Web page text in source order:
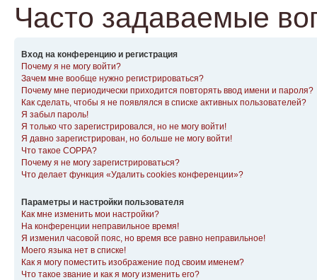
Часто задаваемые
Вход на конференцию и регистрация
Почему я не могу войти?
Зачем мне вообще нужно регистрироваться?
Почему мне периодически приходится повторять ввод имени и пароля?
Как сделать, чтобы я не появлялся в списке активных пользователей?
Я забыл пароль!
Я только что зарегистрировался, но не могу войти!
Я давно зарегистрирован, но больше не могу войти!
Что такое COPPA?
Почему я не могу зарегистрироваться?
Что делает функция «Удалить cookies конференции»?
Параметры и настройки пользователя
Как мне изменить мои настройки?
На конференции неправильное время!
Я изменил часовой пояс, но время все равно неправильное!
Моего языка нет в списке!
Как я могу поместить изображение под своим именем?
Что такое звание и как я могу изменить его?